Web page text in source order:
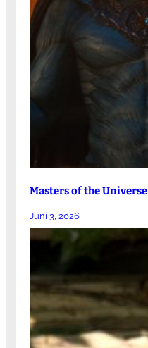
Masters of the Universe
Juni 3, 2026